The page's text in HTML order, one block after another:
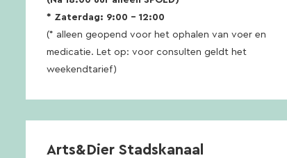
* Zaterdag: 9:00 – 12:00
(* alleen geopend voor het ophalen van voer en
medicatie. Let op: voor consulten geldt het
weekendtarief)
Arts&Dier Stadskanaal